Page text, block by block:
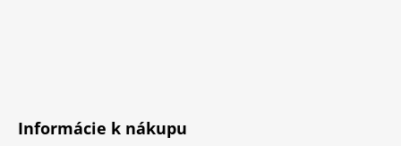
Informácie k nákupu